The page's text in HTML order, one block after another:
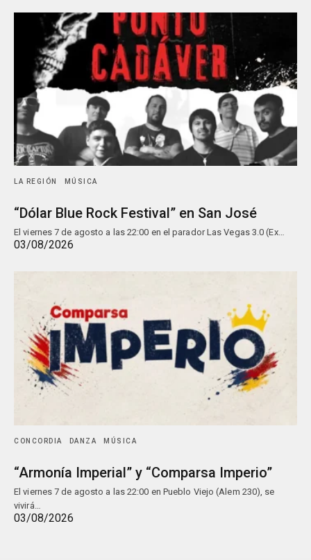
LA REGIÓN MÚSICA
“Dólar Blue Rock Festival” en San José
El viernes 7 de agosto a las 22:00 en el parador Las Vegas 3.0 (Ex…
03/08/2026
CONCORDIA DANZA MÚSICA
“Armonía Imperial” y “Comparsa Imperio”
El viernes 7 de agosto a las 22:00 en Pueblo Viejo (Alem 230), se
vivirá…
03/08/2026